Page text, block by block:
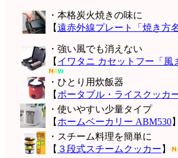
・本格炭火焼きの味に
【遠赤外線プレート「焼き方名
・強い風でも消えない
【 イワタニ カセットフー「風
・ひとり用炊飯器
【 ポータブル・ライスクッカ
・使いやすい少量タイプ
【 ホームベーカリー ABM530】
・スチーム料理を簡単に
【 ３段式スチームクッカー 】